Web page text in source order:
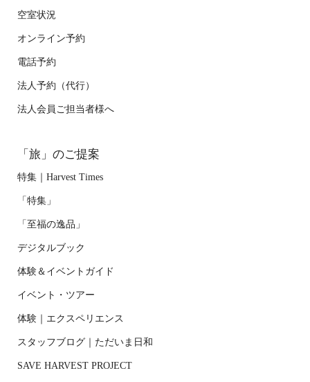
空室状況
オンライン予約
電話予約
法人予約（代行）
法人会員ご担当者様へ
「旅」のご提案
特集｜Harvest Times
「特集」
「至福の逸品」
デジタルブック
体験＆イベントガイド
イベント・ツアー
体験｜エクスペリエンス
スタッフブログ｜ただいま日和
SAVE HARVEST PROJECT